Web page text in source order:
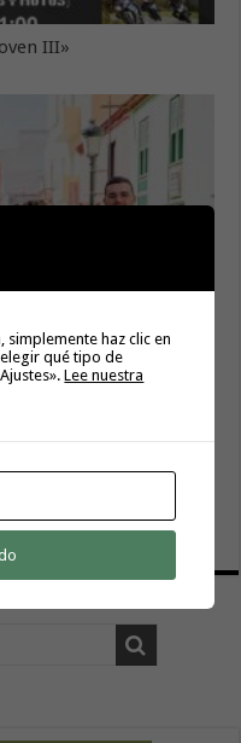
III»
inyecta más de
de La
vez con servicio
simplemente haz clic en
qué tipo de
Lee nuestra